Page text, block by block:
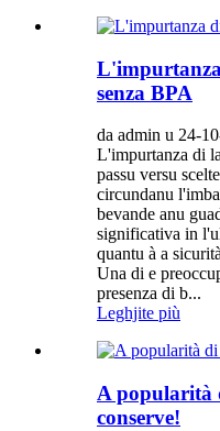
senza BPA
da admin u 24-
L'impurtanza di
passu versu
circundanu
bevande anu
significativa in
quantu à a
Una di e
presenza di b...
Leghjite più
A popularità
conserve!